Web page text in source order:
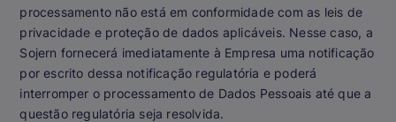
processamento não está em conformidade com as leis de
privacidade e proteção de dados aplicáveis. Nesse caso, a
Sojern fornecerá imediatamente à Empresa uma notificação
por escrito dessa notificação regulatória e poderá
interromper o processamento de Dados Pessoais até que a
questão regulatória seja resolvida.